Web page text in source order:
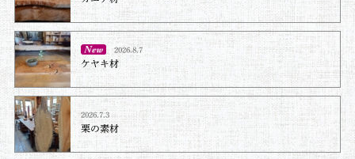
2026.8.7
ケヤキ材⁡
2026.7.3
栗の素材